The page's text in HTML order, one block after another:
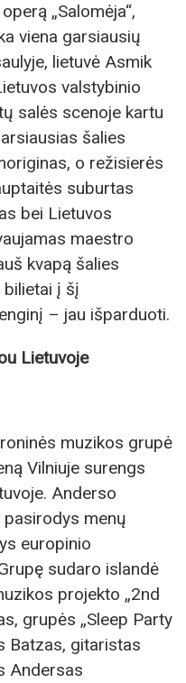
„Salomėja“,
viena garsiausių
lietuvė Asmik
valstybinio
salės scenoje kartu
šalies
o režisierės
suburtas
bei Lietuvos
maestro
kvapą šalies
bilietai į šį
– jau išparduoti.
Lietuvoje
muzikos grupė
Vilniuje surengs
Anderso
menų
europinio
sudaro islandė
projekto „2nd
grupės „Sleep Party
Batzas, gitaristas
Andersas